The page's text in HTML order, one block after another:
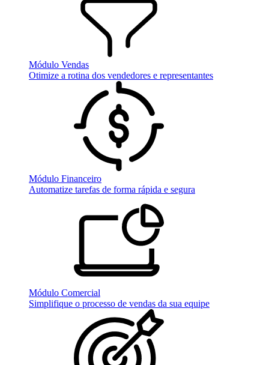
Módulo Vendas
Otimize a rotina dos vendedores e representantes
Módulo Financeiro
Automatize tarefas de forma rápida e segura
Módulo Comercial
Simplifique o processo de vendas da sua equipe